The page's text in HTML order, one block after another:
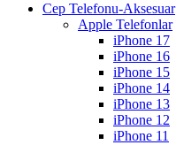
Cep Telefonu-Aksesuar
Apple Telefonlar
iPhone 17
iPhone 16
iPhone 15
iPhone 14
iPhone 13
iPhone 12
iPhone 11